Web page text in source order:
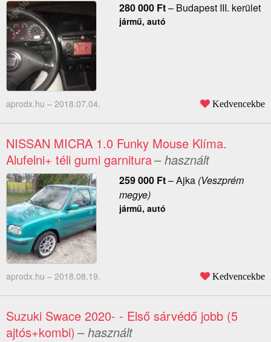
280 000 Ft– Budapest III. kerület
jármű, autó
aprodx.hu – 2018.07.04. Kedvencekbe
NISSAN MICRA 1.0 Funky Mouse Klíma.
Alufelni+ téli gumi garnitura– használt
259 000 Ft–Ajka(Veszprém
megye)
jármű, autó
aprodx.hu – 2018.08.19. Kedvencekbe
Suzuki Swace 2020- - Első sárvédő jobb (5
ajtós+kombi) – használt